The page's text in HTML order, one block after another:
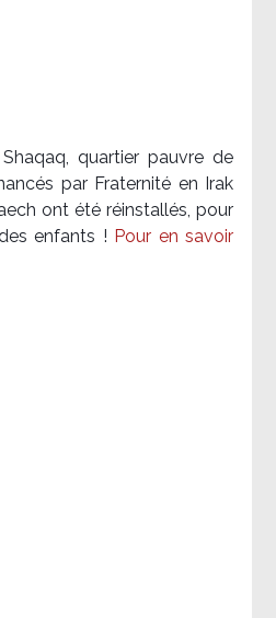
quartier pauvre de
par Fraternité en Irak​
ont été réinstallés, pour
enfants ! Pour en savoir